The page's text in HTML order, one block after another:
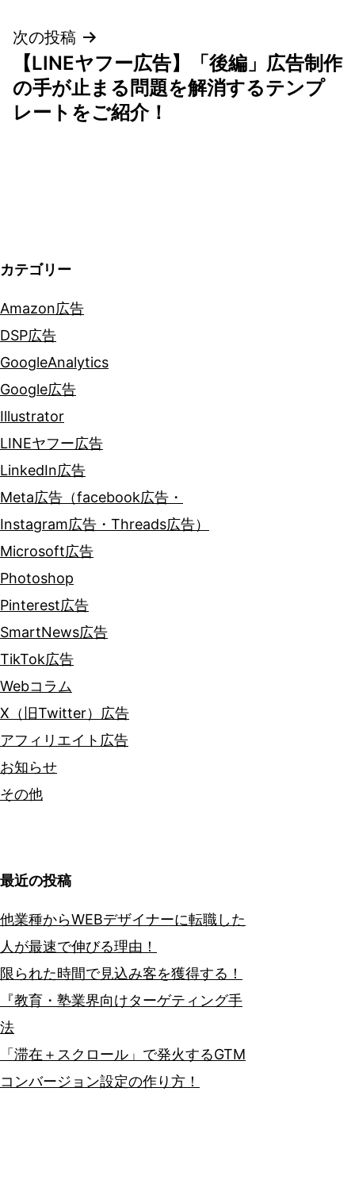
ビ
ゲ
ー
次の投稿
【LINEヤフー広告】「後編」広告制作
の手が止まる問題を解消するテンプ
レートをご紹介！
カテゴリー
Amazon広告
DSP広告
GoogleAnalytics
Google広告
Illustrator
LINEヤフー広告
LinkedIn広告
Meta広告（facebook広告・
Instagram広告・Threads広告）
Microsoft広告
Photoshop
Pinterest広告
SmartNews広告
TikTok広告
Webコラム
X（旧Twitter）広告
アフィリエイト広告
お知らせ
その他
最近の投稿
他業種からWEBデザイナーに転職した
人が最速で伸びる理由！
限られた時間で見込み客を獲得する！
『教育・塾業界向けターゲティング手
法
「滞在＋スクロール」で発火するGTM
コンバージョン設定の作り方！